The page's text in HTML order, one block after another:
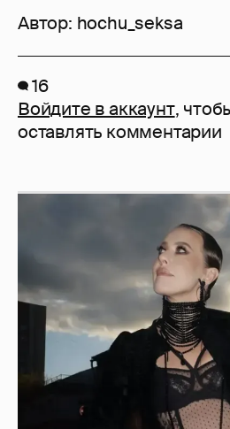
Автор: hochu_seksa
16
Войдите в аккаунт,
оставлять комментарии